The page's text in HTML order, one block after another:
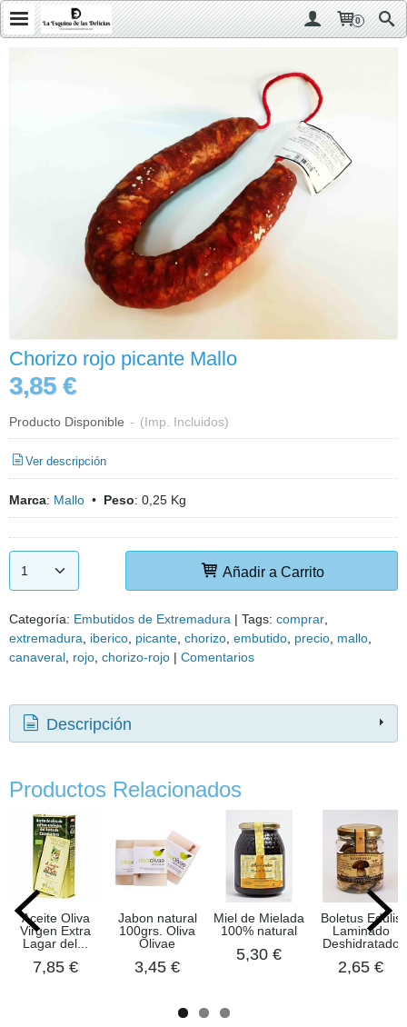
0
Chorizo rojo picante Mallo
3,85 €
Producto Disponible - (Imp. Incluidos)
Ver descripción
Marca: Mallo • Peso: 0,25 Kg
Añadir a Carrito
Categoría: Embutidos de Extremadura | Tags: comprar
extremadura
iberico picante chorizo embutido precio mallo
canaveral rojo chorizo-rojo | Comentarios
Descripción
Productos Relacionados
Aceite Oliva
Virgen Extra
Lagar del...
7,85 €
Jabon natural
100grs. Oliva
Olivae
3,45 €
Miel de Mielada
100% natural
5,30 €
Boletus Edulis
Laminado
Deshidratado
2,65 €